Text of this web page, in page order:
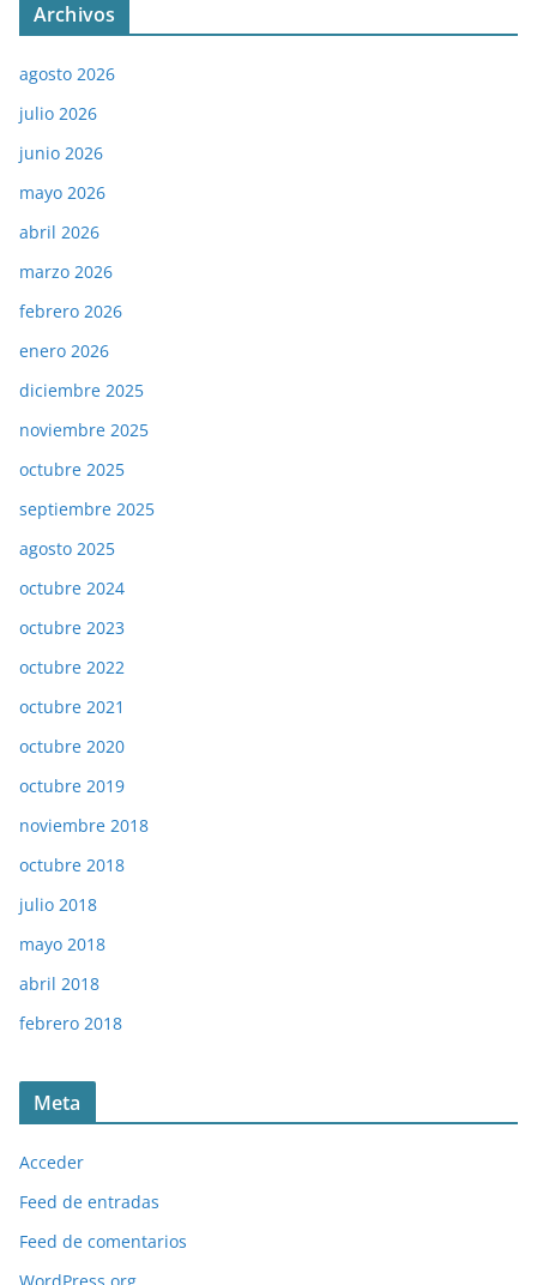
Archivos
agosto 2026
julio 2026
junio 2026
mayo 2026
abril 2026
marzo 2026
febrero 2026
enero 2026
diciembre 2025
noviembre 2025
octubre 2025
septiembre 2025
agosto 2025
octubre 2024
octubre 2023
octubre 2022
octubre 2021
octubre 2020
octubre 2019
noviembre 2018
octubre 2018
julio 2018
mayo 2018
abril 2018
febrero 2018
Meta
Acceder
Feed de entradas
Feed de comentarios